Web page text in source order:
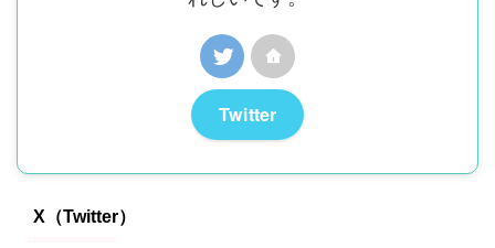
Twitter
X（Twitter）